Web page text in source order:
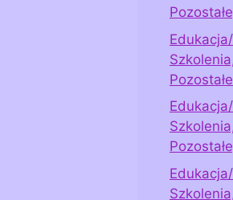
Pozostałe